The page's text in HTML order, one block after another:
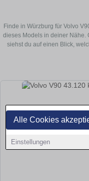
Alle Cookies
Einstellungen
Finde in Würzburg für Volvo
dieses Models in deiner Nähe.
siehst du auf einen Blick,